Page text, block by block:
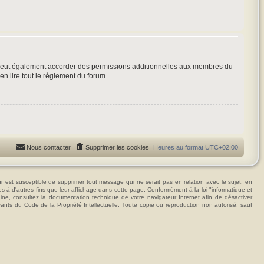
également accorder des permissions additionnelles aux membres du
lire tout le règlement du forum.
Heures au formatUTC+02:00
Supprimer les cookies
Nous contacter
susceptible de supprimer tout message qui ne serait pas en relation avec le sujet, en
à d'autres fins que leur affichage dans cette page. Conformément à la loi "informatique et
consultez la documentation technique de votre navigateur Internet afin de désactiver
du Code de la Propriété Intellectuelle. Toute copie ou reproduction non autorisé, sauf